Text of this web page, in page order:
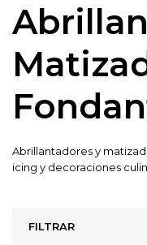
Abrillantadores y
icing y decoraciones
FILTRAR